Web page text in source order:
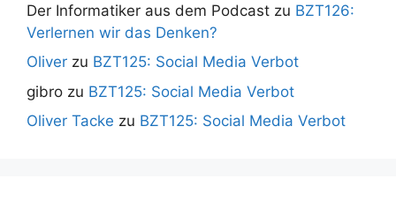
Der Informatiker aus dem Podcast zu BZT126:
Verlernen wir das Denken?
Oliver zu BZT125: Social Media Verbot
gibro zu BZT125: Social Media Verbot
Oliver Tacke zu BZT125: Social Media Verbot